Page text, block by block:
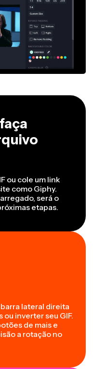
ou cole um link
como Giphy.
será o
etapas.
lateral direita
ou inverter seu GIF.
de mais e
a rotação no